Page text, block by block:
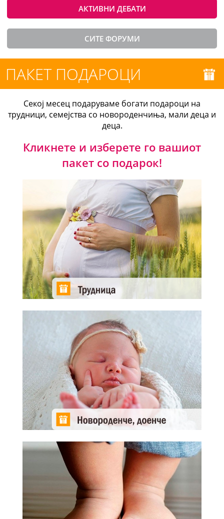
АКТИВНИ ДЕБАТИ
СИТЕ ФОРУМИ
ПАКЕТ ПОДАРОЦИ
Секој месец подаруваме богати подароци на
трудници, семејства со новороденчиња, мали деца и
деца.
Кликнете и изберете го вашиот
пакет со подарок!